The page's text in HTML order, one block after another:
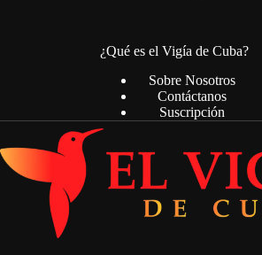
¿Qué es el Vigía de Cuba?
Sobre Nosotros
Contáctanos
Suscripción